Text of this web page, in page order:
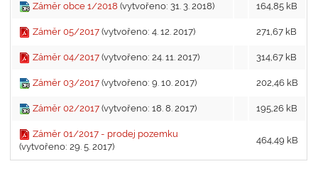
Záměr obce 1/2018 (vytvořeno: 31. 3. 2018) 164,85 kB
Záměr 05/2017 (vytvořeno: 4. 12. 2017) 271,67 kB
Záměr 04/2017 (vytvořeno: 24. 11. 2017) 314,67 kB
Záměr 03/2017 (vytvořeno: 9. 10. 2017) 202,46 kB
Záměr 02/2017 (vytvořeno: 18. 8. 2017) 195,26 kB
Záměr 01/2017 - prodej pozemku
(vytvořeno: 29. 5. 2017)
464,49 kB